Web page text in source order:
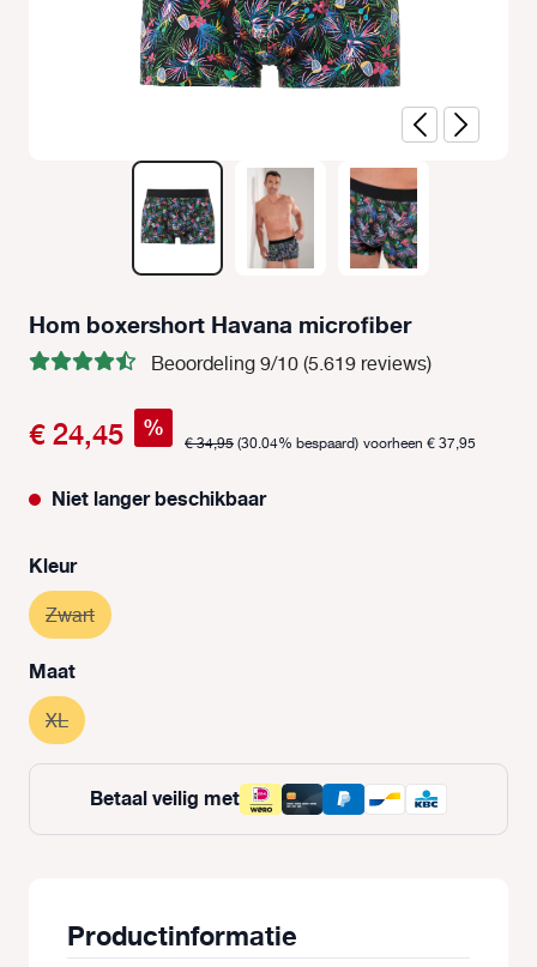
Hom boxershort Havana microfiber
Beoordeling 9/10 (5.619 reviews)
€ 24,45 % € 34,95(30.04% bespaard) voorheen € 37,95
Niet langer beschikbaar
Selecteer
Kleur
Zwart(Deze optie is momenteel niet beschikbaar.)
Selecteer
Maat
XL(Deze optie is momenteel niet beschikbaar.)
Betaal veilig met
Productinformatie